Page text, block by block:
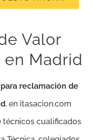
Valor
en Madrid
reclamación de
, en itasacion.com
técnicos cualificados